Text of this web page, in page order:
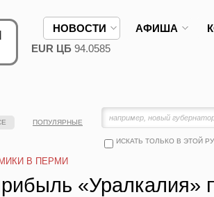
НОВОСТИ АФИША
EUR ЦБ 94.0585
ИСКАТЬ ТОЛЬКО В ЭТОЙ
ПОПУЛЯРНЫЕ
В ПЕРМИ
«Уралкалия»